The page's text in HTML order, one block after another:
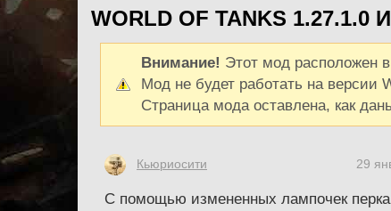
WORLD OF TANKS 1.27.1.0
Внимание! Этот мод расположен
Мод не будет работать на версии
Страница мода оставлена, как
Кьюриосити 29
С помощью измененных лампочек